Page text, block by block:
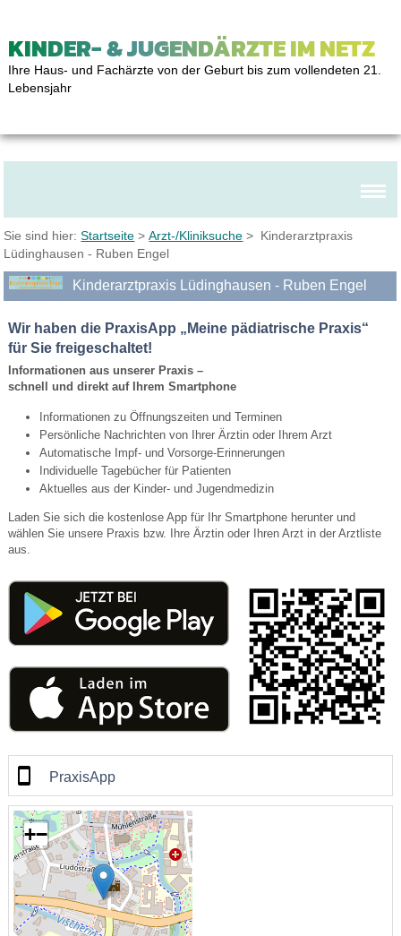
KINDER- & JUGENDÄRZTE IM NETZ
Ihre Haus- und Fachärzte von der Geburt bis zum vollendeten 21.
Lebensjahr
Sie sind hier:Startseite >Arzt-/Kliniksuche > Kinderarztpraxis
Lüdinghausen - Ruben Engel
Kinderarztpraxis Lüdinghausen - Ruben Engel
Wir haben die PraxisApp „Meine pädiatrische Praxis“
für Sie freigeschaltet!
Informationen aus unserer Praxis –
schnell und direkt auf Ihrem Smartphone
Informationen zu Öffnungszeiten und Terminen
Persönliche Nachrichten von Ihrer Ärztin oder Ihrem Arzt
Automatische Impf- und Vorsorge-Erinnerungen
Individuelle Tagebücher für Patienten
Aktuelles aus der Kinder- und Jugendmedizin
Laden Sie sich die kostenlose App für Ihr Smartphone herunter und
wählen Sie unsere Praxis bzw. Ihre Ärztin oder Ihren Arzt in der Arztliste
aus.
PraxisApp
+−